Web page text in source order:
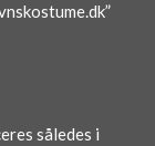
således i